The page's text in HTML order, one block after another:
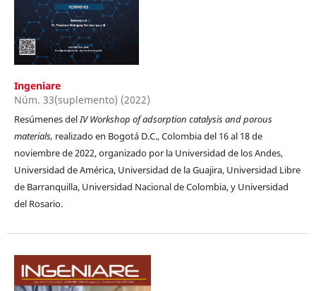
Ingeniare
Núm. 33(suplemento) (2022)
Resúmenes delIV Workshop of adsorption catalysis and porous
materials, realizado en Bogotá D.C., Colombia del 16 al 18 de
noviembre de 2022, organizado por la Universidad de los Andes,
Universidad de América, Universidad de la Guajira, Universidad Libre
de Barranquilla, Universidad Nacional de Colombia, y Universidad
del Rosario.